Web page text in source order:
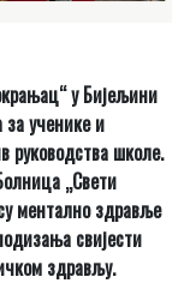
у Бијељини
ученике и
руководства школе.
„Свети
ментално здравље
свијести
здрављу.